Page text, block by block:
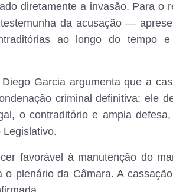
diretamente a invasão. Para o
da acusação —
ao longo do tempo
Garcia argumenta que a
criminal definitiva; ele
o contraditório e ampla
Legislativo.
favorável à manutenção do
o plenário da Câmara. A